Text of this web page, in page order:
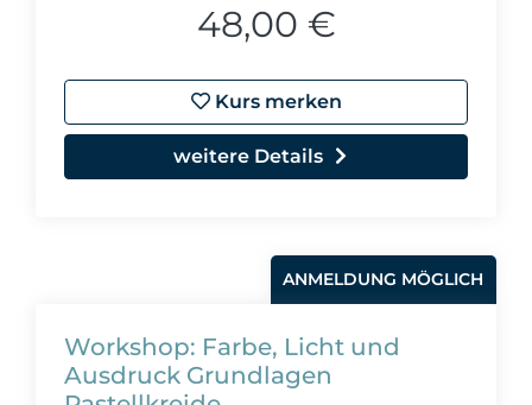
48,00 €
Kurs merken
weitere Details
ANMELDUNG MÖGLICH
Workshop: Farbe, Licht und
Ausdruck Grundlagen